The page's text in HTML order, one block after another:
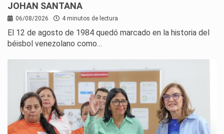
JOHAN SANTANA
06/08/2026 4 minutos de lectura
El 12 de agosto de 1984 quedó marcado en la historia del
béisbol venezolano como…